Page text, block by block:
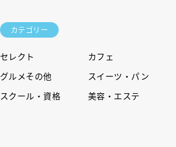
カテゴリー
セレクト カフェ
グルメその他
スイーツ・パン
スクール・資格
美容・エステ